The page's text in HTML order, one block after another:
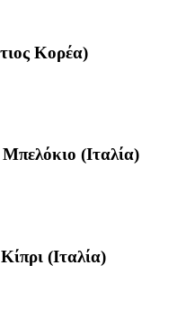
Κορέα)
(Ιταλία)
(Ιταλία)